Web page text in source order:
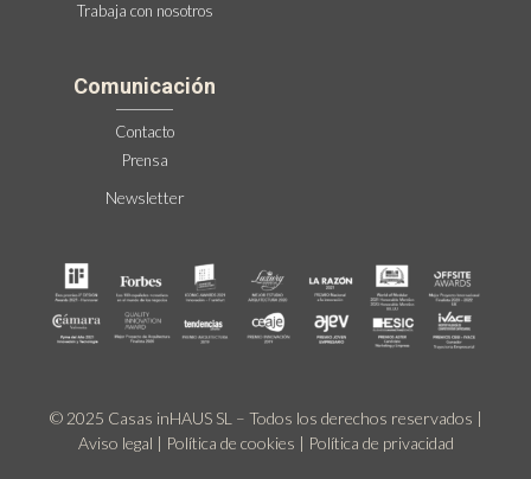
Trabaja con nosotros
Comunicación
Contacto
Prensa
Newsletter
© 2025 Casas inHAUS SL – Todos los derechos reservados |
Aviso legal | Política de cookies | Política de privacidad